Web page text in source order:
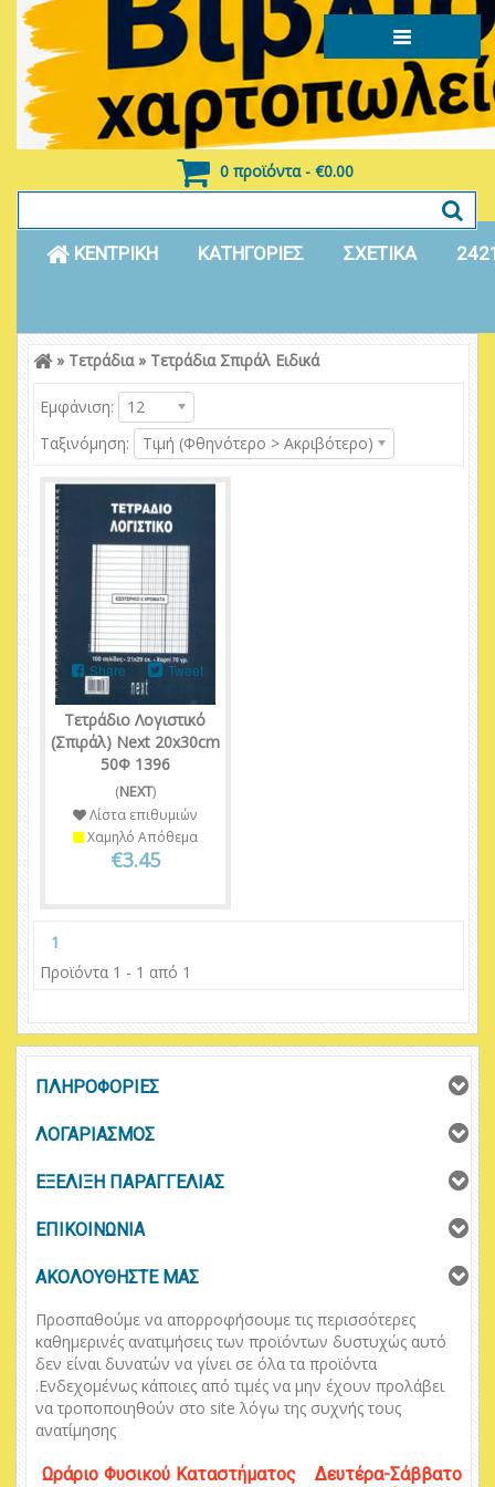
0 προϊόντα - €0.00
ΚΕΝΤΡΙΚΗ ΚΑΤΗΓΟΡΙΕΣ ΣΧΕΤΙΚΑ
Είσοδος Εγγραφή
» Τετράδια» Τετράδια Σπιράλ Ειδικά
Εμφάνιση:
12
Ταξινόμηση:
Τιμή (Φθηνότερο > Ακριβότερο)
Τετράδιο Λογιστικό
(Σπιράλ) Next 20x30cm
50Φ 1396
(NEXT)
Share Tweet
Λίστα επιθυμιών
Χαμηλό Απόθεμα
€3.45
1
Προϊόντα 1 - 1 από 1
ΠΛΗΡΟΦΟΡΙΕΣ
ΛΟΓΑΡΙΑΣΜΟΣ
ΕΞΕΛΙΞΗ ΠΑΡΑΓΓΕΛΙΑΣ
ΕΠΙΚΟΙΝΩΝΙΑ
ΑΚΟΛΟΥΘΗΣΤΕ ΜΑΣ
Προσπαθούμε να απορροφήσουμε τις περισσότερες
καθημερινές ανατιμήσεις των προϊόντων δυστυχώς αυτό
δεν είναι δυνατών να γίνει σε όλα τα προϊόντα
.Ενδεχομένως κάποιες από τιμές να μην έχουν προλάβει
να τροποποιηθούν στο site λόγω της συχνής τους
ανατίμησης
Ωράριο Φυσικού Καταστήματος Δευτέρα-Σάββατο